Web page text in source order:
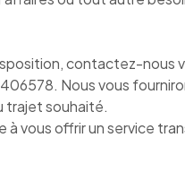
contactez-nous
Nous vous
trajet souhaité.
à vous offrir un service